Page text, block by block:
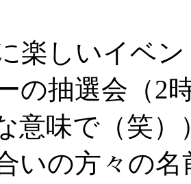
楽しいイベ
の抽選会（2
意味で（笑）
いの方々の